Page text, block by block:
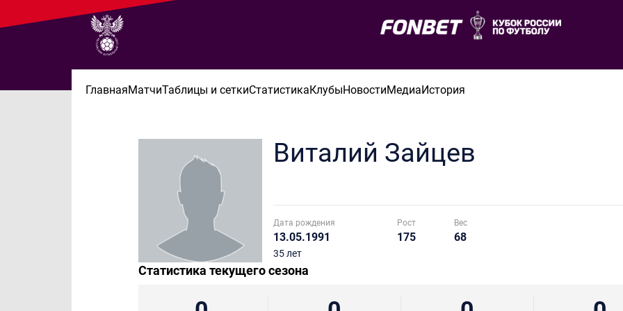
ГлавнаяМатчиТаблицы и сеткиСтатистикаКлубыНовостиМедиаИстория
Виталий Зайцев
Дата рождения
13.05.1991
35 лет
Рост
175
Вес
68
Статистика текущего сезона